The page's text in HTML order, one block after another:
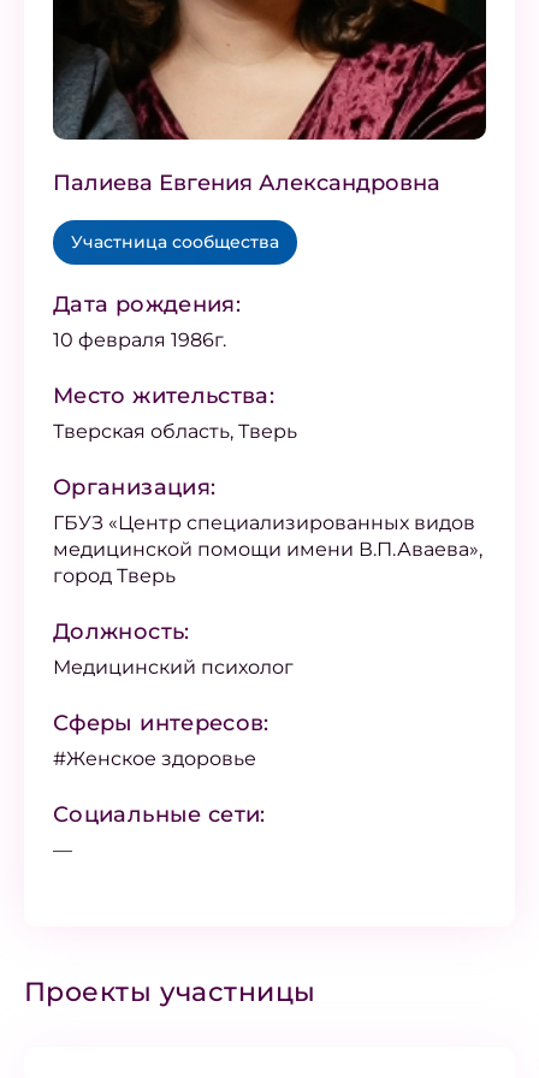
Палиева Евгения Александровна
Участница сообщества
Дата рождения:
10 февраля 1986г.
Место жительства:
Тверская область, Тверь
Организация:
ГБУЗ «Центр специализированных видов
медицинской помощи имени В.П.Аваева»,
город Тверь
Должность:
Медицинский психолог
Сферы интересов:
#Женское здоровье
Социальные сети:
—
Проекты участницы